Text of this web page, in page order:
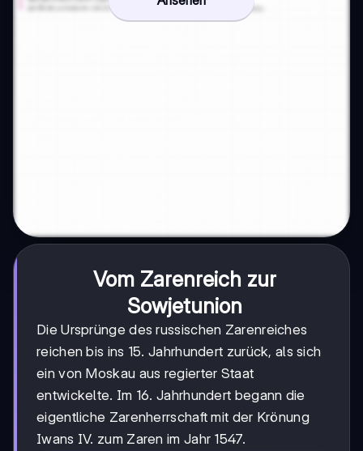
Vom Zarenreich zur
Sowjetunion
Die Ursprünge des russischen Zarenreiches
reichen bis ins 15. Jahrhundert zurück, als sich
ein von Moskau aus regierter Staat
entwickelte. Im 16. Jahrhundert begann die
eigentliche Zarenherrschaft mit der Krönung
Iwans IV. zum Zaren im Jahr 1547.